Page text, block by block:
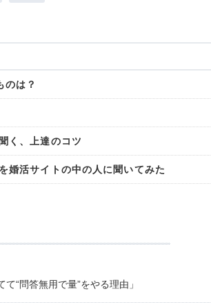
のは？
く、上達のコツ
婚活サイトの中の人に聞いてみた
“問答無用で量”をやる理由」